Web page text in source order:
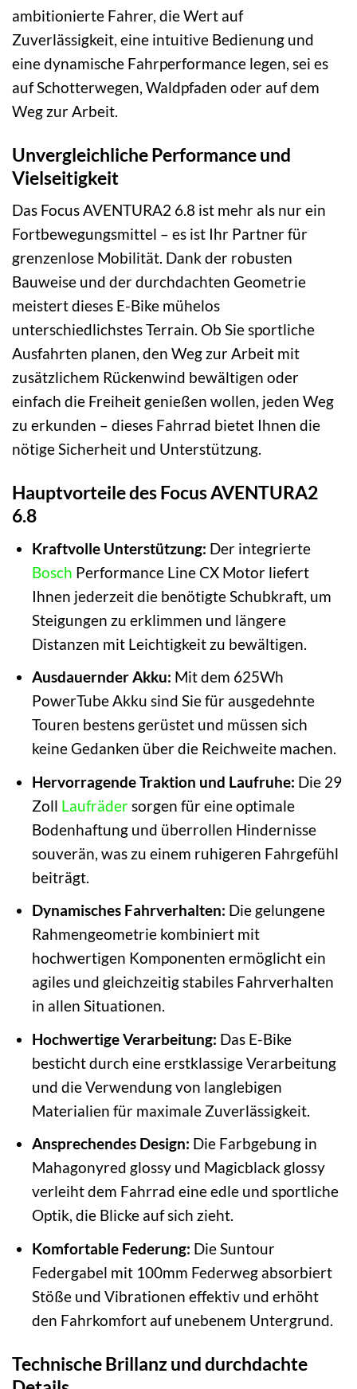
ambitionierte Fahrer, die Wert auf
Zuverlässigkeit, eine intuitive Bedienung und
eine dynamische Fahrperformance legen, sei es
auf Schotterwegen, Waldpfaden oder auf dem
Weg zur Arbeit.
Unvergleichliche Performance und
Vielseitigkeit
Das Focus AVENTURA2 6.8 ist mehr als nur ein
Fortbewegungsmittel – es ist Ihr Partner für
grenzenlose Mobilität. Dank der robusten
Bauweise und der durchdachten Geometrie
meistert dieses E-Bike mühelos
unterschiedlichstes Terrain. Ob Sie sportliche
Ausfahrten planen, den Weg zur Arbeit mit
zusätzlichem Rückenwind bewältigen oder
einfach die Freiheit genießen wollen, jeden Weg
zu erkunden – dieses Fahrrad bietet Ihnen die
nötige Sicherheit und Unterstützung.
Hauptvorteile des Focus AVENTURA2
6.8
Kraftvolle Unterstützung: Der integrierte
Bosch Performance Line CX Motor liefert
Ihnen jederzeit die benötigte Schubkraft, um
Steigungen zu erklimmen und längere
Distanzen mit Leichtigkeit zu bewältigen.
Ausdauernder Akku: Mit dem 625Wh
PowerTube Akku sind Sie für ausgedehnte
Touren bestens gerüstet und müssen sich
keine Gedanken über die Reichweite machen.
Hervorragende Traktion und Laufruhe: Die 29
Zoll Laufrädersorgen für eine optimale
Bodenhaftung und überrollen Hindernisse
souverän, was zu einem ruhigeren Fahrgefühl
beiträgt.
Dynamisches Fahrverhalten: Die gelungene
Rahmengeometrie kombiniert mit
hochwertigen Komponenten ermöglicht ein
agiles und gleichzeitig stabiles Fahrverhalten
in allen Situationen.
Hochwertige Verarbeitung: Das E-Bike
besticht durch eine erstklassige Verarbeitung
und die Verwendung von langlebigen
Materialien für maximale Zuverlässigkeit.
Ansprechendes Design: Die Farbgebung in
Mahagonyred glossy und Magicblack glossy
verleiht dem Fahrrad eine edle und sportliche
Optik, die Blicke auf sich zieht.
Komfortable Federung: Die Suntour
Federgabel mit 100mm Federweg absorbiert
Stöße und Vibrationen effektiv und erhöht
den Fahrkomfort auf unebenem Untergrund.
Technische Brillanz und durchdachte